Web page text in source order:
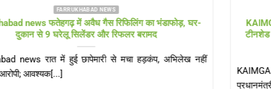
FARRUKHABAD NEWS KAIMGANJ NEWS
KAIMGANJ NEWS प्रधानमंत्री आवास योजना पर उठे सवाल! कच्चे
टीनशेड में गुजर रही जिंदगी, कई बार गुहार के बाद भी नहीं मिला गरीबों को
KAIMGANJ NEWS कायमगंज, फर्रुखाबाद। केंद्र सरकार की महत्वाकांक्षी